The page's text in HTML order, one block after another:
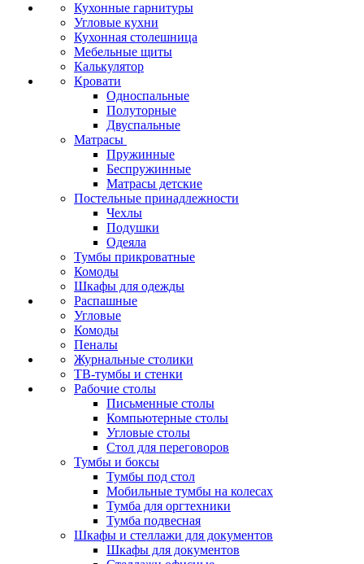
Кухонные гарнитуры
Угловые кухни
Кухонная столешница
Мебельные щиты
Калькулятор
Кровати
Односпальные
Полуторные
Двуспальные
Матрасы
Пружинные
Беспружинные
Матрасы детские
Постельные принадлежности
Чехлы
Подушки
Одеяла
Тумбы прикроватные
Комоды
Шкафы для одежды
Распашные
Угловые
Комоды
Пеналы
Журнальные столики
ТВ‑тумбы и стенки
Рабочие столы
Письменные столы
Компьютерные столы
Угловые столы
Стол для переговоров
Тумбы и боксы
Тумбы под стол
Мобильные тумбы на колесах
Тумба для оргтехники
Тумба подвесная
Шкафы и стеллажи для документов
Шкафы для документов